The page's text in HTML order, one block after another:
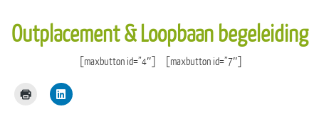
Outplacement & Loopbaan begeleiding
[maxbutton id=”4″] [maxbutton id=”7″]